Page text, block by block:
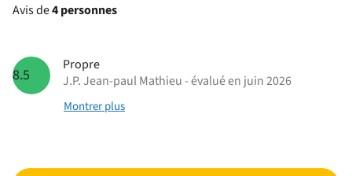
Avis de4 personnes
8.5
Propre
J.P. Jean-paul Mathieu - évalué en juin 2026
Montrer plus